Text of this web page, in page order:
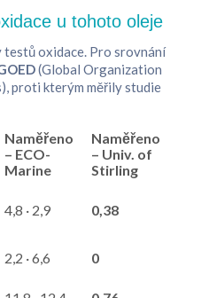
u tohoto oleje
oxidace. Pro srovnání
(Global Organization
proti kterým měřily studie
Naměřeno
– ECO-
Marine
Naměřeno
– Univ. of
Stirling
4,8 · 2,9 0,38
2,2 · 6,6 0